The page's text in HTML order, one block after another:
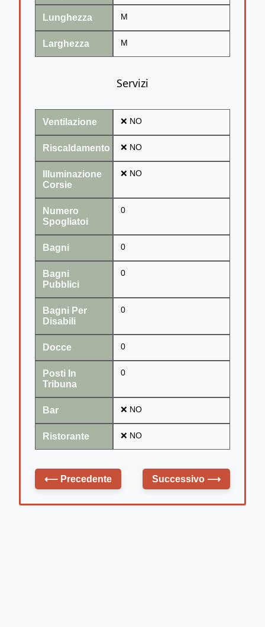
Lunghezza M
Larghezza M
Servizi
Ventilazione ❌ NO
Riscaldamento ❌ NO
Illuminazione
Corsie
❌ NO
Numero
Spogliatoi
0
Bagni 0
Bagni
Pubblici
0
Bagni Per
Disabili
0
Docce 0
Posti In
Tribuna
0
Bar ❌ NO
Ristorante ❌ NO
⟵ Precedente Successivo ⟶